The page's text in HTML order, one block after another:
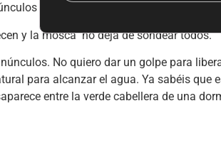
en flor. Me vienen a la memoria el
y la mosca no deja de sondear todos.
No quiero dar un golpe para
para alcanzar el agua. Ya sabéis
entre la verde cabellera de una